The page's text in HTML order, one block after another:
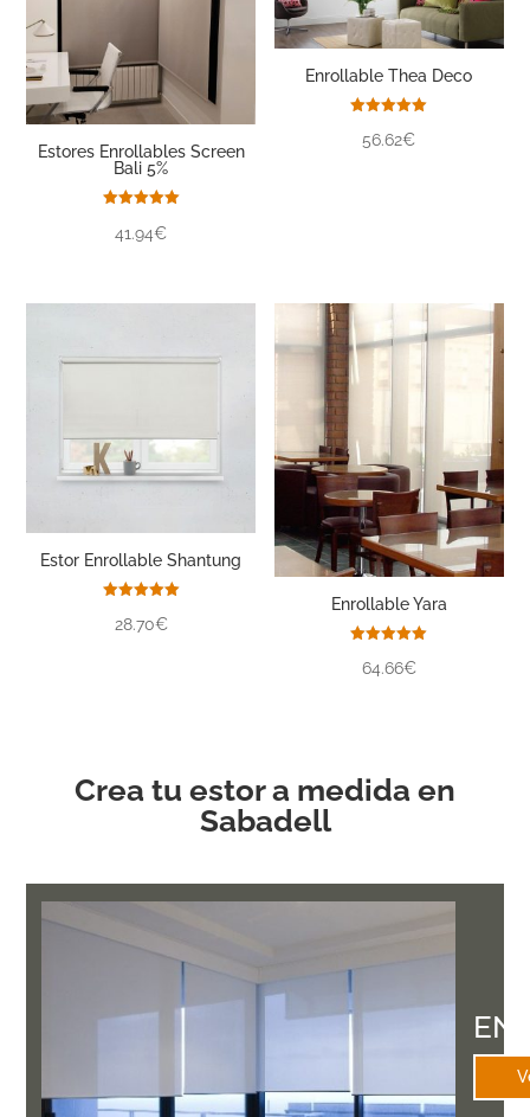
Estores Enrollables Screen
Bali 5%
con
41.94€
Enrollable Thea Deco
con
56.62€
Estor Enrollable Shantung
con
28.70€
Enrollable Yara
con
64.66€
Crea tu estor a medida en
Sabadell